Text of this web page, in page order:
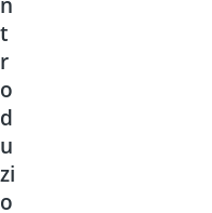
t
r
o
d
u
zi
o